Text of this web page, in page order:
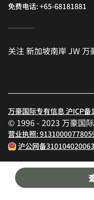
免费电话:+65-68181881
关注 新加坡南岸 JW 万
万豪国际专有信息 沪ICP
© 1996 - 2023 万豪国
营业执照:
沪公网备